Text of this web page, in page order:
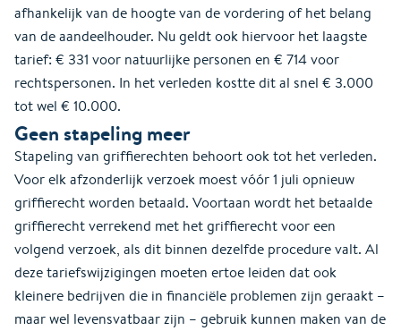
afhankelijk van de hoogte van de vordering of het belang
van de aandeelhouder. Nu geldt ook hiervoor het laagste
tarief: € 331 voor natuurlijke personen en € 714 voor
rechtspersonen. In het verleden kostte dit al snel € 3.000
tot wel € 10.000.
Geen stapeling meer
Stapeling van griffierechten behoort ook tot het verleden.
Voor elk afzonderlijk verzoek moest vóór 1 juli opnieuw
griffierecht worden betaald. Voortaan wordt het betaalde
griffierecht verrekend met het griffierecht voor een
volgend verzoek, als dit binnen dezelfde procedure valt. Al
deze tariefswijzigingen moeten ertoe leiden dat ook
kleinere bedrijven die in financiële problemen zijn geraakt –
maar wel levensvatbaar zijn – gebruik kunnen maken van de